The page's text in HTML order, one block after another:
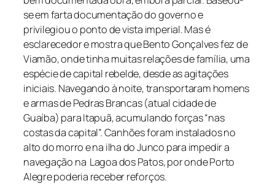
se em farta documentação do governo e
privilegiou o ponto de vista imperial. Mas é
esclarecedor e mostra que Bento Gonçalves fez de
Viamão, onde tinha muitas relações de família, uma
espécie de capital rebelde, desde as agitações
iniciais. Navegando à noite, transportaram homens
e armas de Pedras Brancas (atual cidade de
Guaíba) para Itapuã, acumulando forças “nas
costas da capital”. Canhões foram instalados no
alto do morro e na ilha do Junco para impedir a
navegação na Lagoa dos Patos, por onde Porto
Alegre poderia receber reforços.